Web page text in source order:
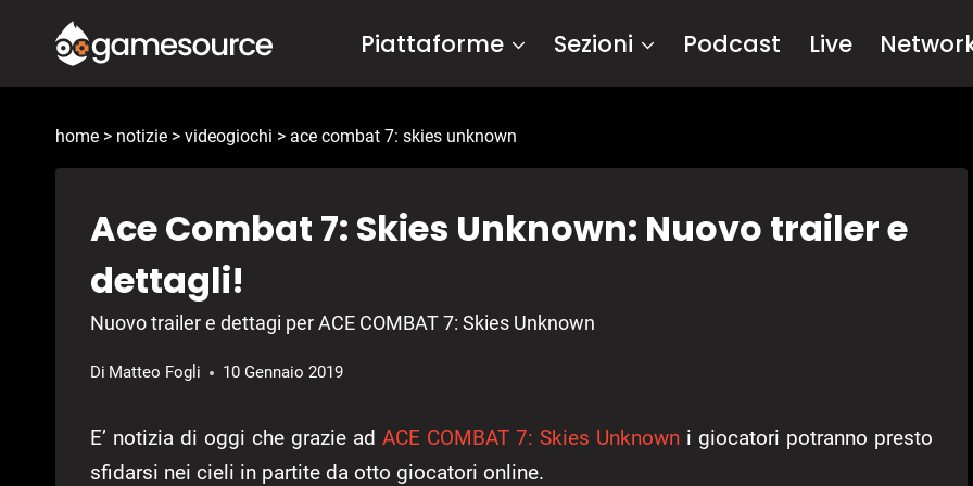
contenuto
Piattaforme Sezioni Podcast Live
home > notizie > videogiochi > ace combat 7: skies unknown
Ace Combat 7: Skies Unknown: Nuovo trailer e
dettagli!
Nuovo trailer e dettagi per ACE COMBAT 7: Skies Unknown
Di Matteo Fogli 10 Gennaio 2019
E’ notizia di oggi che grazie ad ACE COMBAT 7: Skies Unknowni giocatori potranno presto
sfidarsi nei cieli in partite da otto giocatori online.